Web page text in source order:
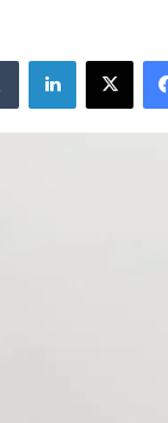
فيسبوك ‫X لينكدإن